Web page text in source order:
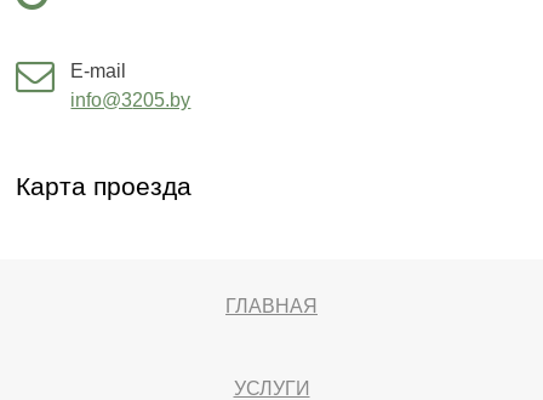
E-mail
info@3205.by
Карта проезда
ГЛАВНАЯ
УСЛУГИ